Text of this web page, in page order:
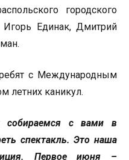
городского
Единак, Дмитрий
с Международным
летних каникул.
с вами в
спектакль. Это наша
Первое июня –